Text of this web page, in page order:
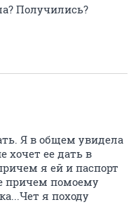
Получились?
Я в общем увидела
хочет ее дать в
я ей и паспорт
причем помоему
я походу